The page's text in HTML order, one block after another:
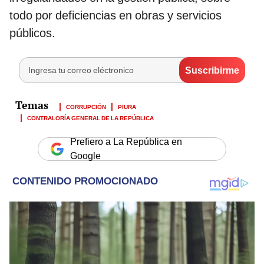
todo por deficiencias en obras y servicios
públicos.
CORRUPCIÓN
PIURA
CONTRALORÍA GENERAL DE LA REPÚBLICA
Prefiero a La República en
Google